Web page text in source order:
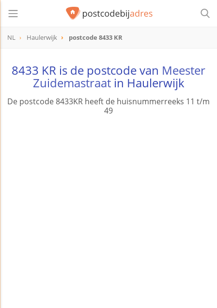
NL Haulerwijk postcode 8433 KR
8433 KR is de postcode van Meester
Zuidemastraatin Haulerwijk
De postcode 8433KR heeft de huisnummerreeks 11 t/m
49